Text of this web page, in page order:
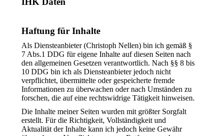
Haftung für Inhalte
Als Diensteanbieter (Christoph Nellen) bin ich gemäß §
7 Abs.1 DDG für eigene Inhalte auf diesen Seiten nach
den allgemeinen Gesetzen verantwortlich. Nach §§ 8 bis
10 DDG bin ich als Diensteanbieter jedoch nicht
verpflichtet, übermittelte oder gespeicherte fremde
Informationen zu überwachen oder nach Umständen zu
forschen, die auf eine rechtswidrige Tätigkeit hinweisen.
Die Inhalte meiner Seiten wurden mit größter Sorgfalt
erstellt. Für die Richtigkeit, Vollständigkeit und
Aktualität der Inhalte kann ich jedoch keine Gewähr